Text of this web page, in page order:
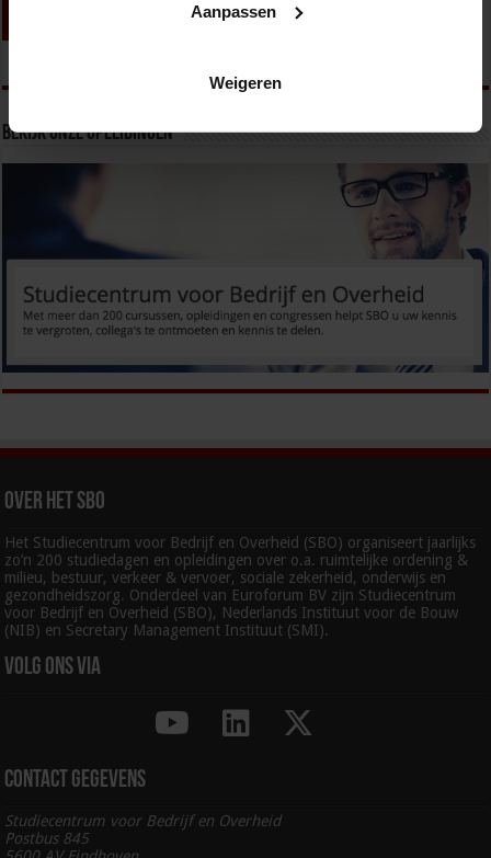
Aanpassen
Weigeren
Bekijk onze opleidingen
Over het SBO
Het Studiecentrum voor Bedrijf en Overheid (SBO) organiseert jaarlijks
zo’n 200 studiedagen en opleidingen over o.a. ruimtelijke ordening &
milieu, bestuur, verkeer & vervoer, sociale zekerheid, onderwijs en
gezondheidszorg. Onderdeel van Euroforum BV zijn Studiecentrum
voor Bedrijf en Overheid (SBO), Nederlands Instituut voor de Bouw
(NIB) en Secretary Management Instituut (SMI).
Volg ons via
Contact gegevens
Studiecentrum voor Bedrijf en Overheid
Postbus 845